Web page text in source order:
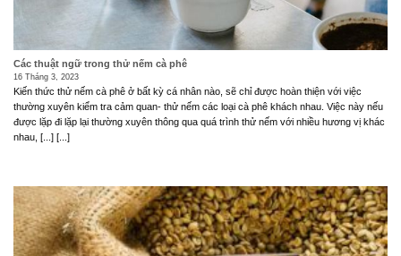
Các thuật ngữ trong thử nếm cà phê
16 Tháng 3, 2023
Kiến thức thử nếm cà phê ở bất kỳ cá nhân nào, sẽ chỉ được hoàn thiện với việc
thường xuyên kiểm tra cảm quan- thử nếm các loại cà phê khách nhau. Việc này nếu
được lặp đi lặp lại thường xuyên thông qua quá trình thử nếm với nhiều hương vị khác
nhau, [...] [...]